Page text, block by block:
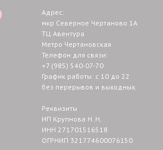
Адрес:
мкр Северное Чертаново 1А
ТЦ Авентура
Метро Чертановская
Телефон для связи:
+7 (985) 540-07-70
График работы: с 10 до 22
без перерывов и выходных.
Реквизиты
ИП Крупнова Н. Н.
ИНН 271701516518
ОГРНИП 321774600076150